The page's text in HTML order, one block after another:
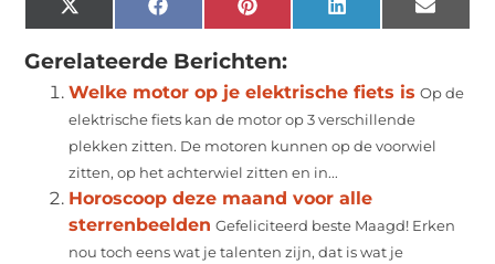
X
(Twitter)
Facebook Pinterest LinkedIn Email
Gerelateerde Berichten:
Welke motor op je elektrische fiets is Op de
elektrische fiets kan de motor op 3 verschillende
plekken zitten. De motoren kunnen op de voorwiel
zitten, op het achterwiel zitten en in...
Horoscoop deze maand voor alle
sterrenbeelden Gefeliciteerd beste Maagd! Erken
nou toch eens wat je talenten zijn, dat is wat je